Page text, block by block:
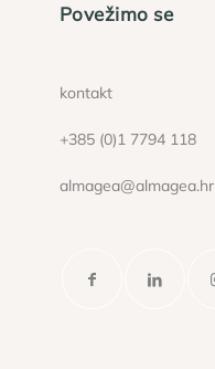
Povežimo se
kontakt
+385 (0)1 7794 118
almagea@almagea.hr